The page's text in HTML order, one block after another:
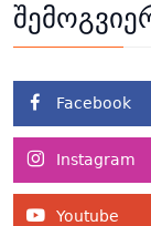
Facebook
Instagram
Youtube